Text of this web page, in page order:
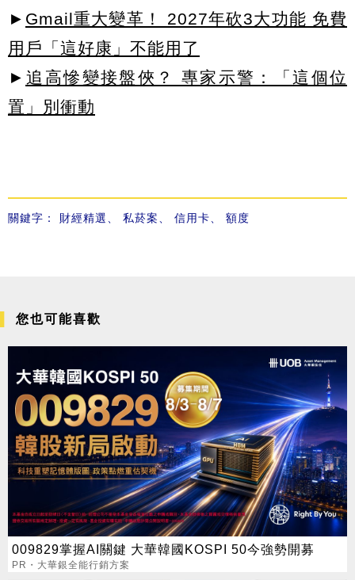
► Gmail重大變革！ 2027年砍3大功能 免費
用戶「這好康」不能用了
► 追高慘變接盤俠？ 專家示警：「這個位
置」別衝動
關鍵字： 財經精選 私菸案 信用卡 額度
您也可能喜歡
009829掌握AI關鍵 大華韓國KOSPI 50今強勢開募
PR・大華銀全能行銷方案